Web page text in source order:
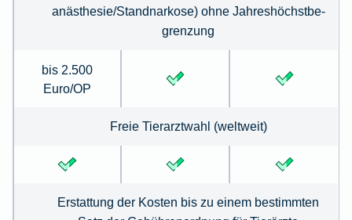
anästhesie/Standnarkose) ohne Jahreshöchstbe­
grenzung
bis 2.500
Euro/OP
Freie Tierarztwahl (weltweit)
Erstattung der Kosten bis zu einem bestimmten